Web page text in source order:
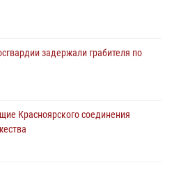
задержали грабителя по
Красноярского соединения